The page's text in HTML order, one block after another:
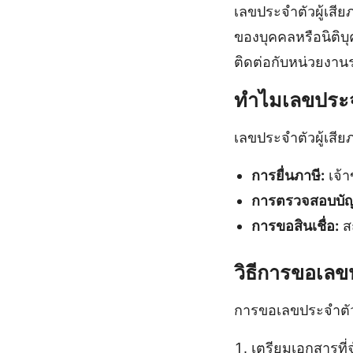
เลขประจําตัวผู้เสี
ของบุคคลหรือนิติบุ
ติดต่อกับหน่วยงาน
ทำไมเลขปร
เลขประจําตัวผู้เสี
การยื่นภาษี: เจ้
การตรวจสอบบั
การขอสินเชื่อ:
วิธีการขอเล
การขอเลขประจํา
เตรียมเอกสาร